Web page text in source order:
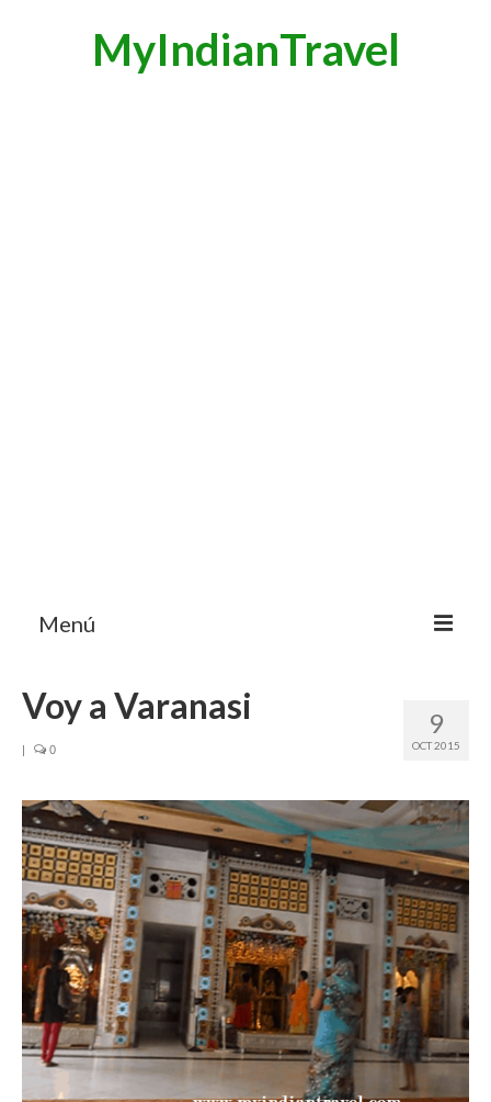
MyIndianTravel
Menú
MI BLOG VIAJES INDIA
DESTINOS
CHUCHES DE VIAJE
CONTACTO
9
OCT 2015
Voy a Varanasi
| 0